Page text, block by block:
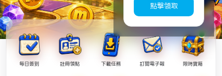
每日簽到 註冊領點 下載任務 訂閱電子報 限時寶箱
點擊領取